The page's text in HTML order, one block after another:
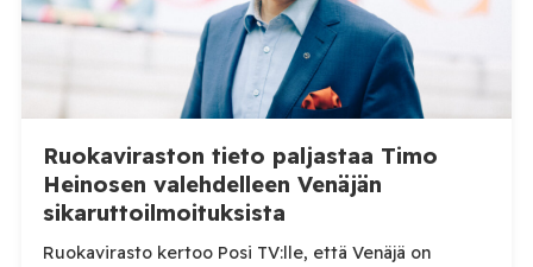
Ruokaviraston tieto paljastaa Timo
Heinosen valehdelleen Venäjän
sikaruttoilmoituksista
Ruokavirasto kertoo Posi TV:lle, että Venäjä on